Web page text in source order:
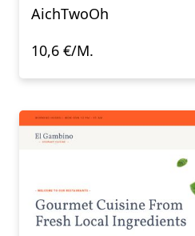
AichTwoOh
10,6 €/M.